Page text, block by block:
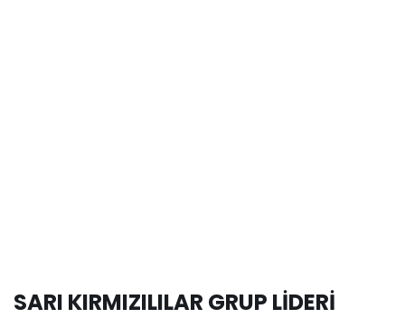
SARI KIRMIZILILAR GRUP LİDERİ